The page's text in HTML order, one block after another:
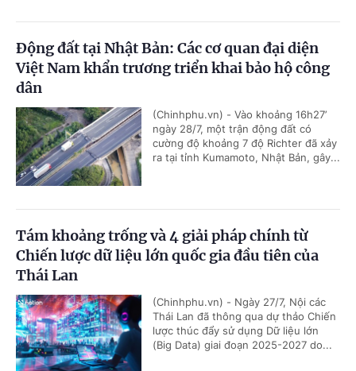
Động đất tại Nhật Bản: Các cơ quan đại diện
Việt Nam khẩn trương triển khai bảo hộ công
dân
(Chinhphu.vn) - Vào khoảng 16h27’
ngày 28/7, một trận động đất có
cường độ khoảng 7 độ Richter đã xảy
ra tại tỉnh Kumamoto, Nhật Bản, gây...
Tám khoảng trống và 4 giải pháp chính từ
Chiến lược dữ liệu lớn quốc gia đầu tiên của
Thái Lan
(Chinhphu.vn) - Ngày 27/7, Nội các
Thái Lan đã thông qua dự thảo Chiến
lược thúc đẩy sử dụng Dữ liệu lớn
(Big Data) giai đoạn 2025-2027 do...